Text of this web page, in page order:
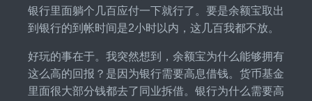
银行里面躺个几百应付一下就行了。要是余额宝取出
到银行的到帐时间是2小时以内，这几百我都不放。
好玩的事在于。我突然想到，余额宝为什么能够拥有
这么高的回报？是因为银行需要高息借钱。货币基金
里面很大部分钱都去了同业拆借。银行为什么需要高